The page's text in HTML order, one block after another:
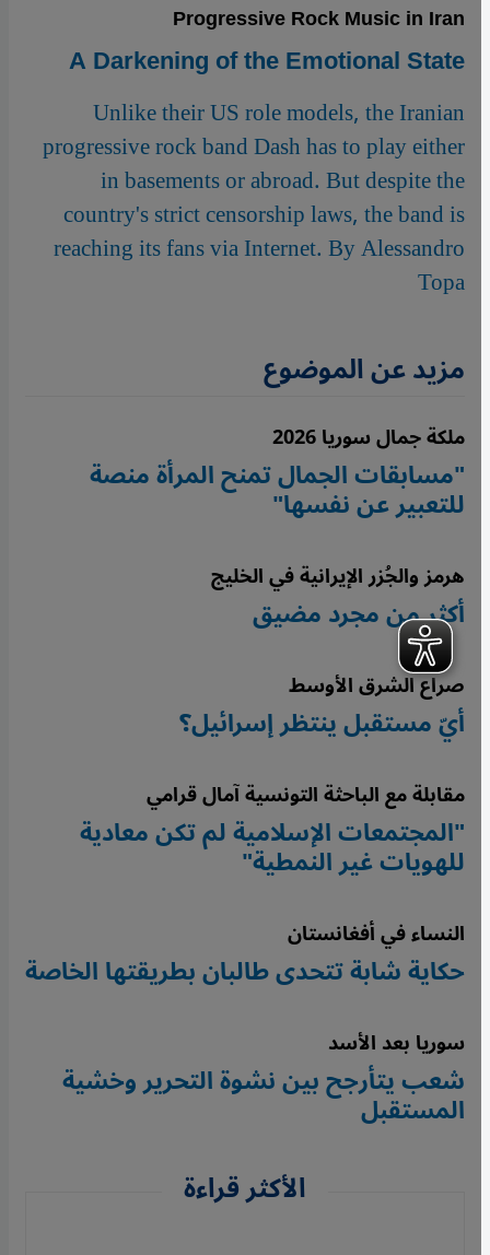
Progressive Rock Music in Iran
A Darkening of the Emotional State
Unlike their US role models, the Iranian
progressive rock band Dash has to play either
in basements or abroad. But despite the
country's strict censorship laws, the band is
reaching its fans via Internet. By Alessandro
Topa
مزيد عن الموضوع
ملكة جمال سوريا 2026
"مسابقات الجمال تمنح المرأة منصة
للتعبير عن نفسها"
هرمز والجُزر الإيرانية في الخليج
أكثر من مجرد مضيق
صراع الشرق الأوسط
أيّ مستقبل ينتظر إسرائيل؟
مقابلة مع الباحثة التونسية آمال قرامي
"المجتمعات الإسلامية لم تكن معادية
للهويات غير النمطية"
النساء في أفغانستان
حكاية شابة تتحدى طالبان بطريقتها الخاصة
سوريا بعد الأسد
شعب يتأرجح بين نشوة التحرير وخشية
المستقبل
الأكثر قراءة